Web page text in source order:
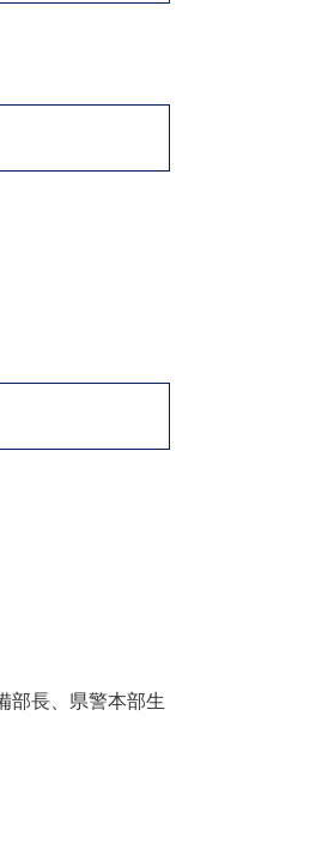
長、県警本部生